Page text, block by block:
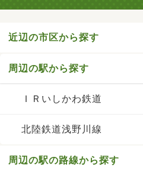
近辺の市区から探す
周辺の駅から探す
ＩＲいしかわ鉄道
北陸鉄道浅野川線
周辺の駅の路線から探す